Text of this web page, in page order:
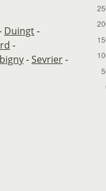
Duingt-
-
-Sevrier-